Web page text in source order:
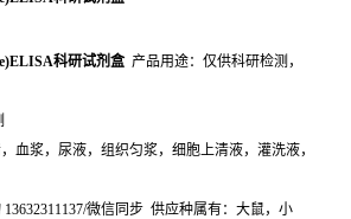
科研试剂盒 产品用途：仅供科研检测，
血浆，尿液，组织匀浆，细胞上清液，灌洗液，
13632311137/微信同步 供应种属有：大鼠，小